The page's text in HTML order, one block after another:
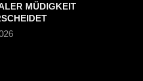
MÜDIGKEIT